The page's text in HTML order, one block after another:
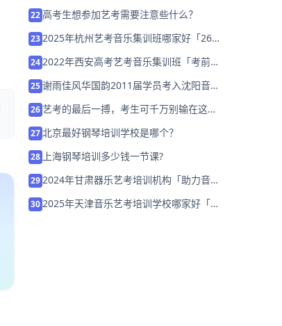
22高考生想参加艺考需要注意些什么？
232025年杭州艺考音乐集训班哪家好「26
242022年西安高考艺考音乐集训班「考前集
25谢雨佳风华国韵2011届学员考入沈阳音乐
26艺考的最后一搏，考生可千万别输在这几
27北京最好钢琴培训学校是哪个？
28 上海钢琴培训多少钱一节课?
292024年甘肃器乐艺考培训机构「助力音乐
302025年天津音乐艺考培训学校哪家好「集